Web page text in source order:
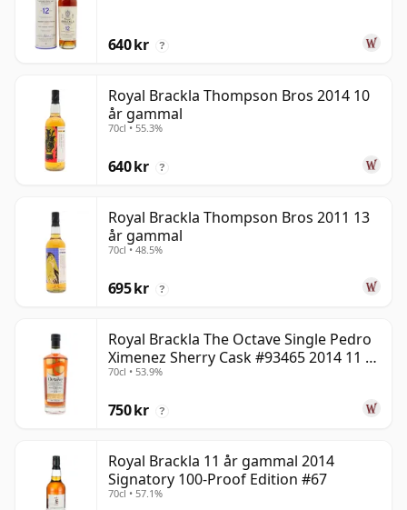
640 kr ?
Royal Brackla Thompson Bros 2014 10
år gammal
70cl • 55.3%
640 kr ?
Royal Brackla Thompson Bros 2011 13
år gammal
70cl • 48.5%
695 kr ?
Royal Brackla The Octave Single Pedro
Ximenez Sherry Cask #93465 2014 11 år
gammal
70cl • 53.9%
750 kr ?
Royal Brackla 11 år gammal 2014
Signatory 100-Proof Edition #67
70cl • 57.1%